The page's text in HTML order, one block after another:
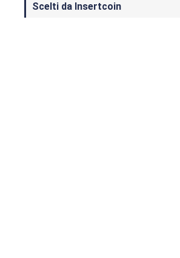
Scelti da Insertcoin